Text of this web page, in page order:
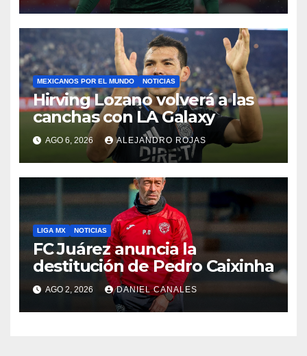
MEXICANOS POR EL MUNDO NOTICIAS
Hirving Lozano volverá a las
canchas con LA Galaxy
AGO 6, 2026 ALEJANDRO ROJAS
LIGA MX NOTICIAS
FC Juárez anuncia la
destitución de Pedro Caixinha
AGO 2, 2026 DANIEL CANALES